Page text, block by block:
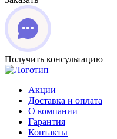
Получить консультацию
Акции
Доставка и оплата
О компании
Гарантия
Контакты